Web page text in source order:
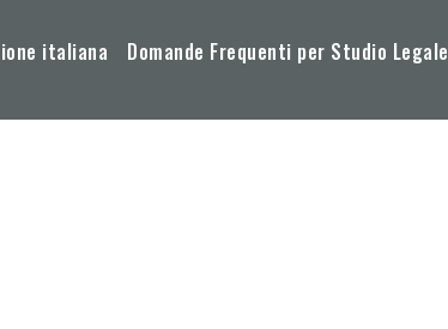
italiana Domande Frequenti per Studio Legale